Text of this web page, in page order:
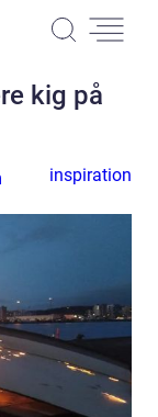
kig på
inspiration